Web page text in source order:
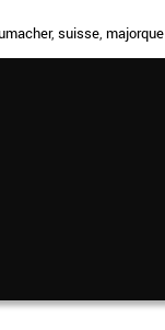
,suisse,majorque